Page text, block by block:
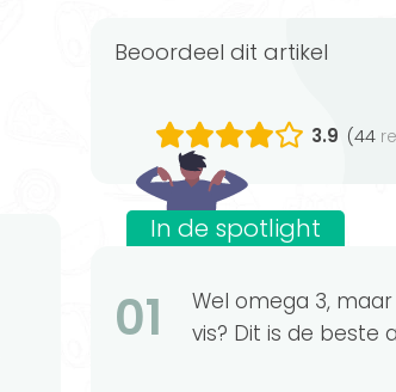
Beoordeel dit artikel
3.9 (44
In de spotlight
01
Wel omega 3,
vis? Dit is de beste